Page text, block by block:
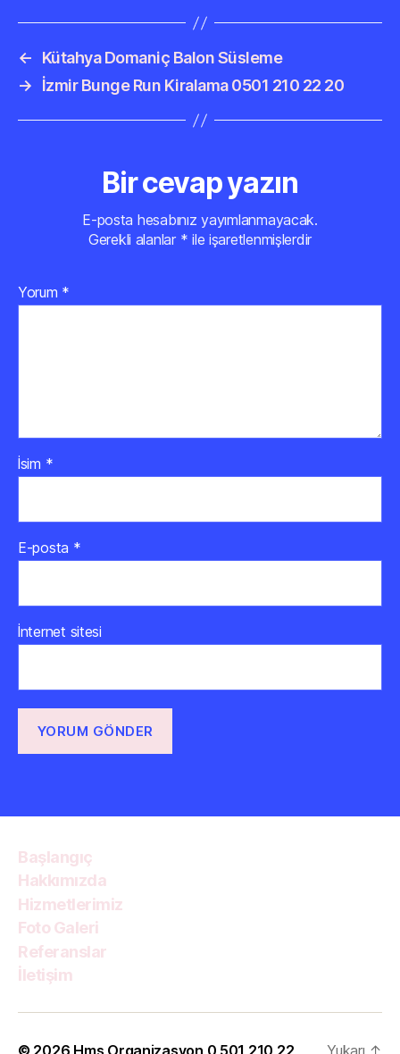
←
Kütahya Domaniç Balon Süsleme
→
İzmir Bunge Run Kiralama 0501 210 22 20
Bir cevap yazın
E-posta hesabınız yayımlanmayacak.
Gerekli alanlar * ile işaretlenmişlerdir
Yorum *
İsim *
E-posta *
İnternet sitesi
Başlangıç
Hakkımızda
Hizmetlerimiz
Foto Galeri
Referanslar
İletişim